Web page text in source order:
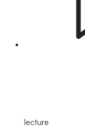
lecture